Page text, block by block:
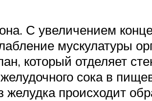
С увеличением
мускулатуры
который отделяет
сока в
происходит